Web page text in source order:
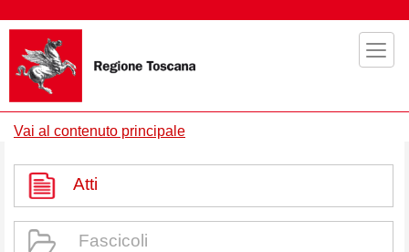
Vai al contenuto principale
Atti
Fascicoli